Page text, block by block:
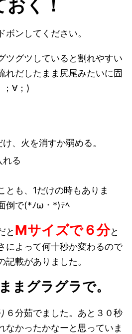
く！
ンしてください。
ツグツしていると割れやすい
れだしたまま尻尾みたいに固
；∀；)
、火を消すか弱める。
れる
とも、1だけの時もありま
倒で(*ﾉω・*)ﾃﾍ
と Mサイズで６分と
によって何十秒か変わるので
載がありました。
まグラグラで。
６分茹でました。あと３０秒
なかったかなーと思っていま